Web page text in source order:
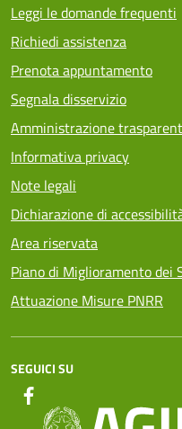
Leggi le domande frequenti
Richiedi assistenza
Prenota appuntamento
Segnala disservizio
Amministrazione
Informativa privacy
Note legali
Dichiarazione di
Area riservata
Piano di Miglioramento dei
Attuazione Misure PNRR
SEGUICI SU